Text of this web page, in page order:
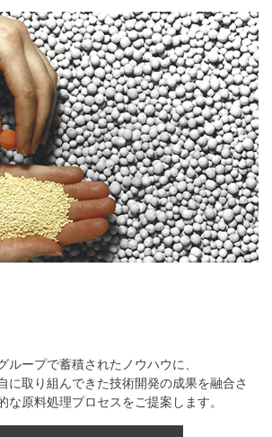
ープで蓄積されたノウハウに、
に取り組んできた技術開発の成果を融合さ
な原料処理プロセスをご提案します。